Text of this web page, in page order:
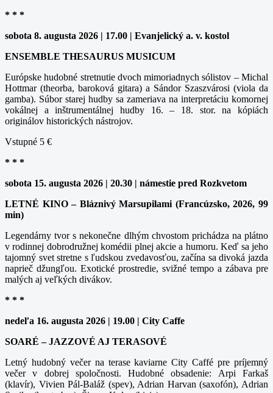
* * *
sobota 8. augusta 2026 | 17.00 | Evanjelický a. v. kostol
ENSEMBLE THESAURUS MUSICUM
Európske hudobné stretnutie dvoch mimoriadnych sólistov – Michal
Hottmar (theorba, baroková gitara) a Sándor Szaszvárosi (viola da
gamba). Súbor starej hudby sa zameriava na interpretáciu komornej
vokálnej a inštrumentálnej hudby 16. – 18. stor. na kópiách
originálov historických nástrojov.
Vstupné 5 €
* * *
sobota 15. augusta 2026 | 20.30 | námestie pred Rozkvetom
LETNÉ KINO – Bláznivý Marsupilami (Francúzsko, 2026, 99
min)
Legendárny tvor s nekonečne dlhým chvostom prichádza na plátno
v rodinnej dobrodružnej komédii plnej akcie a humoru. Keď sa jeho
tajomný svet stretne s ľudskou zvedavosťou, začína sa divoká jazda
naprieč džungľou. Exotické prostredie, svižné tempo a zábava pre
malých aj veľkých divákov.
* * *
nedeľa 16. augusta 2026 | 19.00 | City Caffe
SOARÉ – JAZZOVÉ AJ TERASOVÉ
Letný hudobný večer na terase kaviarne City Caffé pre príjemný
večer v dobrej spoločnosti. Hudobné obsadenie: Arpi Farkaš
(klavír), Vivien Pál-Baláž (spev), Adrian Harvan (saxofón), Adrian